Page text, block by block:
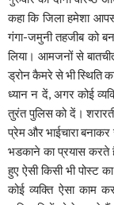
कहा कि जिला हमेशा
गंगा-जमुनी तहजीब को
लिया। आमजनों से
ड्रोन कैमरे से भी स्थिति
ध्यान न दें, अगर कोई
तुरंत पुलिस को दें।
प्रेम और भाईचारा बनाकर
भडकाने का प्रयास करते
हुए ऐसी किसी भी पोस्ट
कोई व्यक्ति ऐसा काम